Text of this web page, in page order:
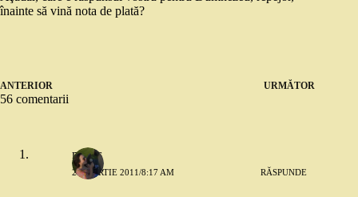
înainte să vină nota de plată?
ANTERIOR URMĂTOR
56 comentarii
miss s
29 MARTIE 2011/8:17 AM RĂSPUNDE